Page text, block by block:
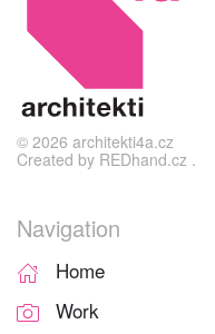
© 2026 architekti4a.cz
Created by REDhand.cz .
Navigation
Home
Work